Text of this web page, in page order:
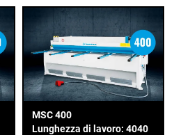
MSC 400
Lunghezza di lavoro: 4040